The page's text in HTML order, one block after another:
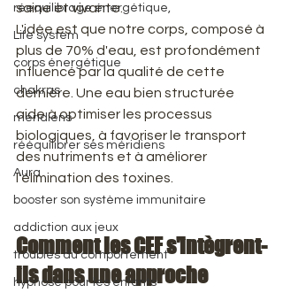
réequilibrage énergétique,
Life system
corps énergétique
chakras
méridiens
rééquilibrer ses méridiens
Aura
booster son système immunitaire
addiction aux jeux
troubles du comportement
hypnose pour les enfants
saine et vivante.
​L'idée est que notre corps, composé à
plus de 70% d'eau, est profondément
influencé par la qualité de cette
dernière. Une eau bien structurée
aide à optimiser les processus
biologiques, à favoriser le transport
des nutriments et à améliorer
l'élimination des toxines.
​Comment les CEF s'intègrent-
ils dans une approche